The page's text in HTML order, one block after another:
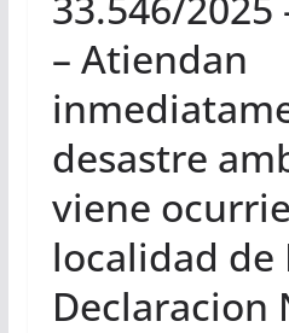
– Atiendan
desastre
viene
localidad de
Declaracion